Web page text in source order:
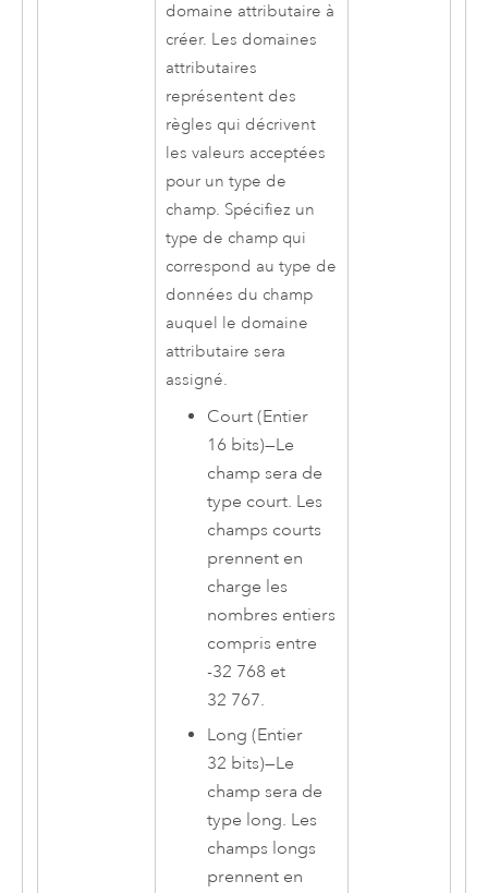
domaine attributaire à
créer. Les domaines
attributaires
représentent des
règles qui décrivent
les valeurs acceptées
pour un type de
champ. Spécifiez un
type de champ qui
correspond au type de
données du champ
auquel le domaine
attributaire sera
assigné.
Court (Entier
16 bits)—Le
champ sera de
type court. Les
champs courts
prennent en
charge les
nombres entiers
compris entre
-32 768 et
32 767.
Long (Entier
32 bits)—Le
champ sera de
type long. Les
champs longs
prennent en